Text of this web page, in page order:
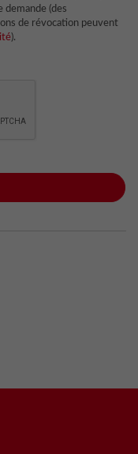
(des
de révocation peuvent
).